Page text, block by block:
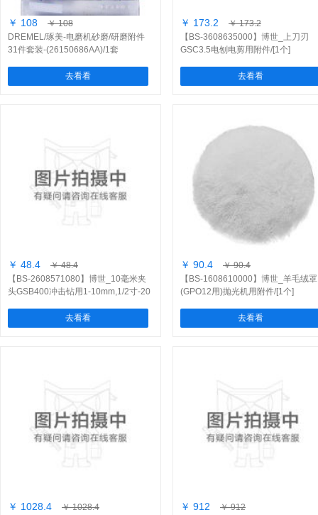
￥ 108
￥ 108
DREMEL/琢美-电磨机砂磨/研磨附件
31件套装-(26150686AA)/1套
去看看
￥ 173.2
￥ 173.2
【BS-3608635000】博世_上刀刃
GSC3.5电刨电剪用附件/[1个]
去看看
￥ 48.4
￥ 48.4
【BS-2608571080】博世_10毫米夹
头GSB400冲击钻用1-10mm,1/2寸-20
去看看
￥ 90.4
￥ 90.4
【BS-1608610000】博世_羊毛绒罩
(GPO12用)抛光机用附件/[1个]
去看看
￥ 1028.4
￥ 1028.4
￥ 912
￥ 912